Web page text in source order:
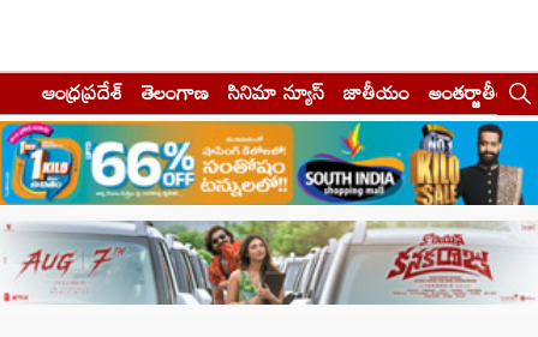
ఆంధ్రప్రదేశ్ తెలంగాణ సినిమా న్యూస్ జాతీయం అంతర్జాతీయం